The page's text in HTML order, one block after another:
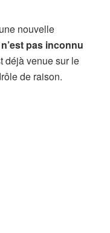
nouvelle
pas inconnu
déjà venue sur le
de raison.